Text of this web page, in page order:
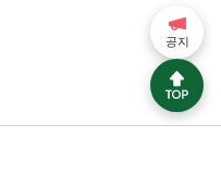
공지